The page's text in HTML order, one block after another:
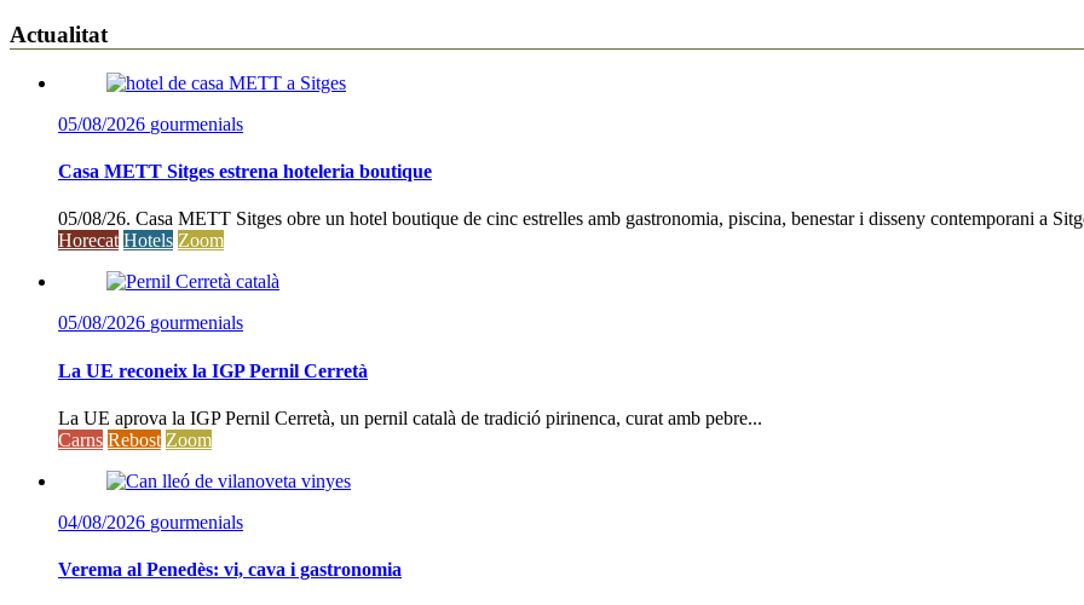
Actualitat
05/08/2026 gourmenials
Casa METT Sitges estrena hoteleria boutique
05/08/26. Casa METT Sitges obre un hotel boutique de cinc estrelles amb gastronomia, piscina, benestar i disseny contemporani a
Horecat Hotels Zoom
05/08/2026 gourmenials
La UE reconeix la IGP Pernil Cerretà
La UE aprova la IGP Pernil Cerretà, un pernil català de tradició pirinenca, curat amb pebre...
Carns Rebost Zoom
04/08/2026 gourmenials
Verema al Penedès: vi, cava i gastronomia